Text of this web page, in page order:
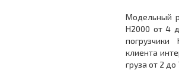
Модельный
H2000 от 4
клиента
груза от 2 до